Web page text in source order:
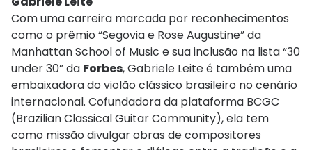
Com uma carreira marcada por reconhecimentos
como o prêmio “Segovia e Rose Augustine” da
Manhattan School of Music e sua inclusão na lista “30
under 30” da Forbes, Gabriele Leite é também uma
embaixadora do violão clássico brasileiro no cenário
internacional. Cofundadora da plataforma BCGC
(Brazilian Classical Guitar Community), ela tem
como missão divulgar obras de compositores